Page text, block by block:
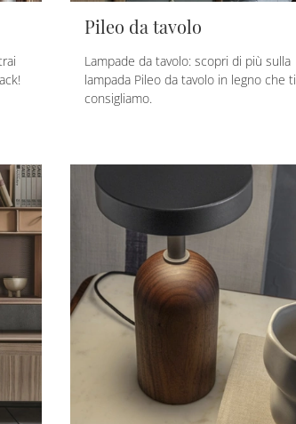
Pileo da tavolo
Lampade da tavolo: scopri di più sulla
lampada Pileo da tavolo in legno che ti
consigliamo.